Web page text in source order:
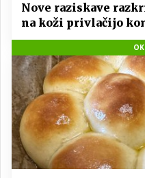
Nove raziskave
na koži privlačijo